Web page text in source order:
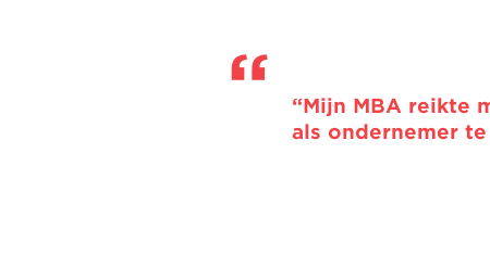
“Mijn MBA reikte
als ondernemer te